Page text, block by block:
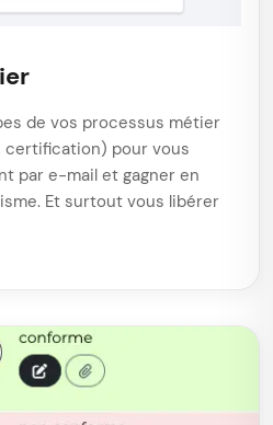
de vos processus métier
certification) pour vous
par e-mail et gagner en
Et surtout vous libérer